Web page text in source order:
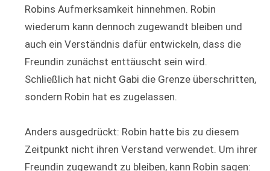
Robins Aufmerksamkeit hinnehmen. Robin
wiederum kann dennoch zugewandt bleiben und
auch ein Verständnis dafür entwickeln, dass die
Freundin zunächst enttäuscht sein wird.
Schließlich hat nicht Gabi die Grenze überschritten,
sondern Robin hat es zugelassen.
Anders ausgedrückt: Robin hatte bis zu diesem
Zeitpunkt nicht ihren Verstand verwendet. Um ihrer
Freundin zugewandt zu bleiben, kann Robin sagen: